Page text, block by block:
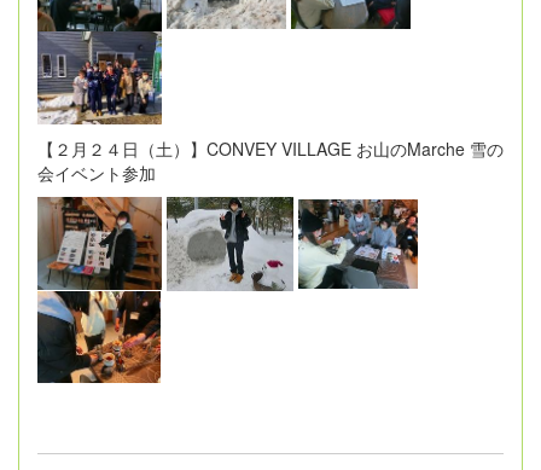
【２月２４日（土）】CONVEY VILLAGE お山のMarche 雪の
会イベント参加